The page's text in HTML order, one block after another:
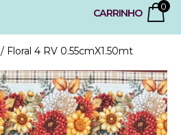
CARRINHO
0
/ Floral 4 RV 0.55cmX1.50mt